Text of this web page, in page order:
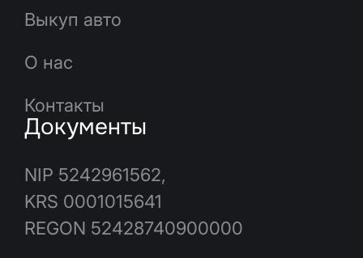
Выкуп авто
О нас
Контакты
Документы
NIP 5242961562,
KRS 0001015641
REGON 52428740900000